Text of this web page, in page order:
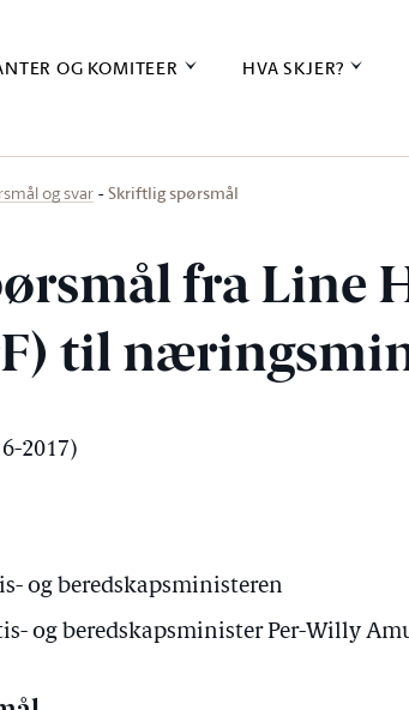
OG KOMITEER HVA SKJER?
og svar Skriftlig spørsmål
fra Line
til
2017)
og beredskapsministeren
og beredskapsminister Per-Willy